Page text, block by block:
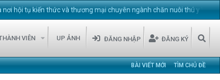
thức và thương mại chuyên ngành chăn nuôi thú y Việt Nam. Mời
VIÊN UP ẢNH ĐĂNG NHẬP ĐĂNG KÝ
BÀI VIẾT MỚI TÌM CHỦ ĐỀ